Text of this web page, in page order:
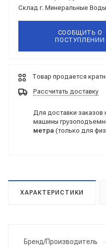
Склад г. Минеральные Воды
СООБЩИТЬ О
ПОСТУПЛЕНИИ
Товар продается
Рассчитать доставку
Для доставки
машины
метра (только для
ХАРАКТЕРИСТИКИ
Бренд/Производитель